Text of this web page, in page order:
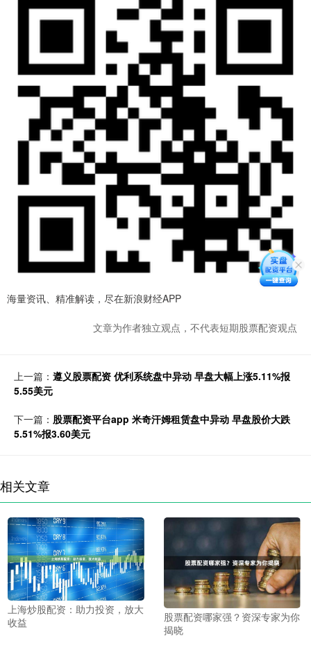
海量资讯、精准解读，尽在新浪财经APP
文章为作者独立观点，不代表短期股票配资观点
上一篇： 遵义股票配资 优利系统盘中异动 早盘大幅上涨5.11%报
5.55美元
下一篇： 股票配资平台app 米奇汗姆租赁盘中异动 早盘股价大跌
5.51%报3.60美元
相关文章
上海炒股配资：助力投资，放大
收益
股票配资哪家强？资深专家为你
揭晓